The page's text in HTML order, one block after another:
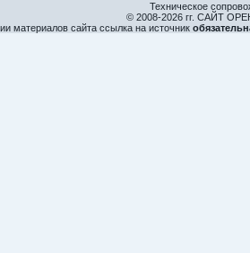
Техническое
© 2008-2026 гг. САЙТ
материалов сайта ссылка на источник